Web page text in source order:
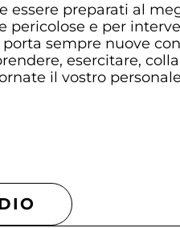
essere preparati al
pericolose e per
sempre nuove
esercitare,
il vostro